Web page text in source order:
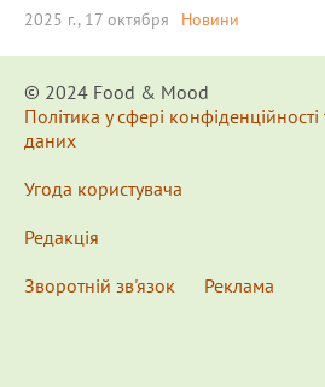
2025 г., 17 октября Новини
© 2024 Food & Мood
Політика у сфері
даних
Угода користувача
Редакція
Зворотній зв'язок
Реклама